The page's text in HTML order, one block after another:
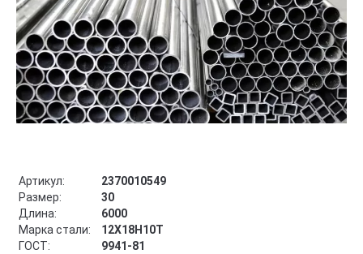
Артикул:
2370010549
Размер:
30
Длина:
6000
Марка стали:
12Х18Н10Т
ГОСТ:
9941-81